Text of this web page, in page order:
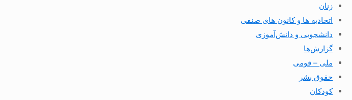
زنان
اتحادیه ها و کانون های صنفی
دانشجویی و دانش‌آموزی
گزارش‌ها
ملی – قومی
حقوق بشر
کودکان